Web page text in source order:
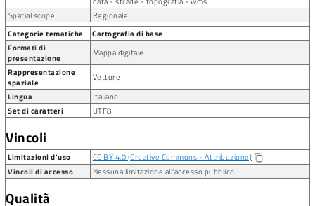
Spatial scope
Regionale
Categorie tematiche
Cartografia di base
Formati di
presentazione
Mappa digitale
Rappresentazione
spaziale
Vettore
Lingua
Italiano
Set di caratteri
UTF8
Vincoli
Limitazioni d'uso CC BY 4.0 (Creative Commons - Attribuzione) content_copy
Vincoli di accesso Nessuna limitazione all'accesso pubblico
Qualità